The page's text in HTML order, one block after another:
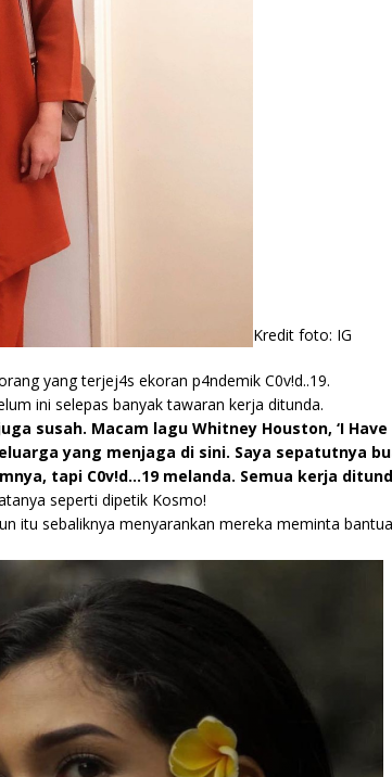
Kredit foto: IG
yang terjej4s ekoran p4ndemik C0v!d..19.
ini selepas banyak tawaran kerja ditunda.
susah. Macam lagu Whitney Houston, ‘I Have
yang menjaga di sini. Saya sepatutnya
tapi C0v!d…19 melanda. Semua kerja
seperti dipetik Kosmo!
itu sebaliknya menyarankan mereka meminta